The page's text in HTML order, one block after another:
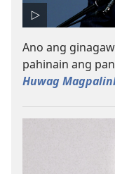
Ano ang
pahinain ang
Huwag